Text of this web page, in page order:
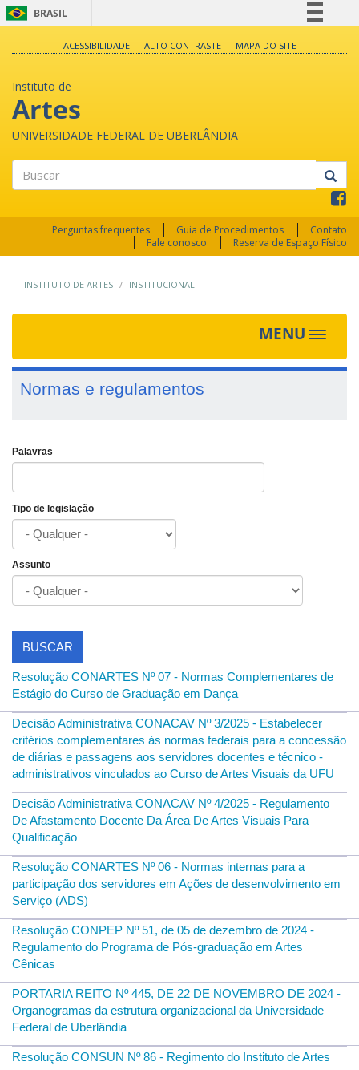
BRASIL
Legislação
Canais
ACESSIBILIDADE ALTO CONTRASTE MAPA DO SITE
Instituto de
Artes
UNIVERSIDADE FEDERAL DE UBERLÂNDIA
Perguntas frequentes Guia de Procedimentos
Contato
Fale conosco
Reserva de Espaço Físico
INSTITUTO DE ARTES INSTITUCIONAL
MENU
Toggle
Normas e regulamentos
Palavras
Tipo de legislação
Assunto
BUSCAR
Resolução CONARTES Nº 07 - Normas Complementares de
Estágio do Curso de Graduação em Dança
Decisão Administrativa CONACAV Nº 3/2025 - Estabelecer
critérios complementares às normas federais para a concessão
de diárias e passagens aos servidores docentes e técnico -
administrativos vinculados ao Curso de Artes Visuais da UFU
Decisão Administrativa CONACAV Nº 4/2025 - Regulamento
De Afastamento Docente Da Área De Artes Visuais Para
Qualificação
Resolução CONARTES Nº 06 - Normas internas para a
participação dos servidores em Ações de desenvolvimento em
Serviço (ADS)
Resolução CONPEP Nº 51, de 05 de dezembro de 2024 -
Regulamento do Programa de Pós-graduação em Artes
Cênicas
PORTARIA REITO Nº 445, DE 22 DE NOVEMBRO DE 2024 -
Organogramas da estrutura organizacional da Universidade
Federal de Uberlândia
Resolução CONSUN Nº 86 - Regimento do Instituto de Artes